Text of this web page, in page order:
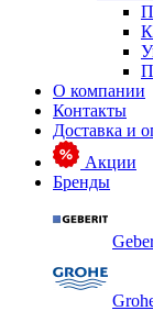
О компании
Контакты
Доставка и
Акции
Бренды